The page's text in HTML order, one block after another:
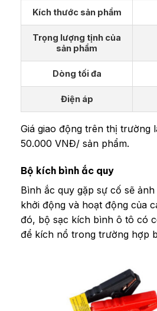
Kích thước sản phẩm
Trọng lượng tịnh của
sản phẩm
Dòng tối đa
Điện áp
Giá giao động trên thị trường
50.000 VNĐ/ sản phẩm.
Bộ kích bình ắc quy
Bình ắc quy gặp sự cố sẽ
khởi động và hoạt động của
đó, bộ sạc kích bình ô tô có
để kích nổ trong trường hợp